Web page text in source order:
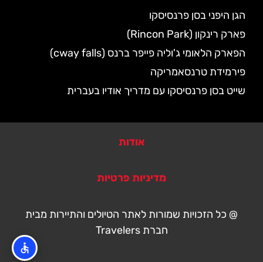
הגן היפני בסן פרנסיסקו
פארק רינקון (Rincon Park)
הפארק הלאומי ג'וליה פייפר ברנס (cway falls)
פירמידת טרנסאמריקה
שייט בסן פרנסיסקו עם מדריך אודיו בעברית
אודות
מדיניות פרטיות
@ כל הזכויות שמורות לאתר הטיולים והתיירות מבית
חברת Travelers